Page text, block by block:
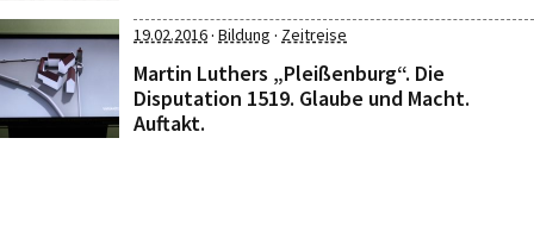
19.02.2016· Bildung · Zeitreise
Martin Luthers „Pleißenburg“. Die
Disputation 1519. Glaube und Macht.
Auftakt.